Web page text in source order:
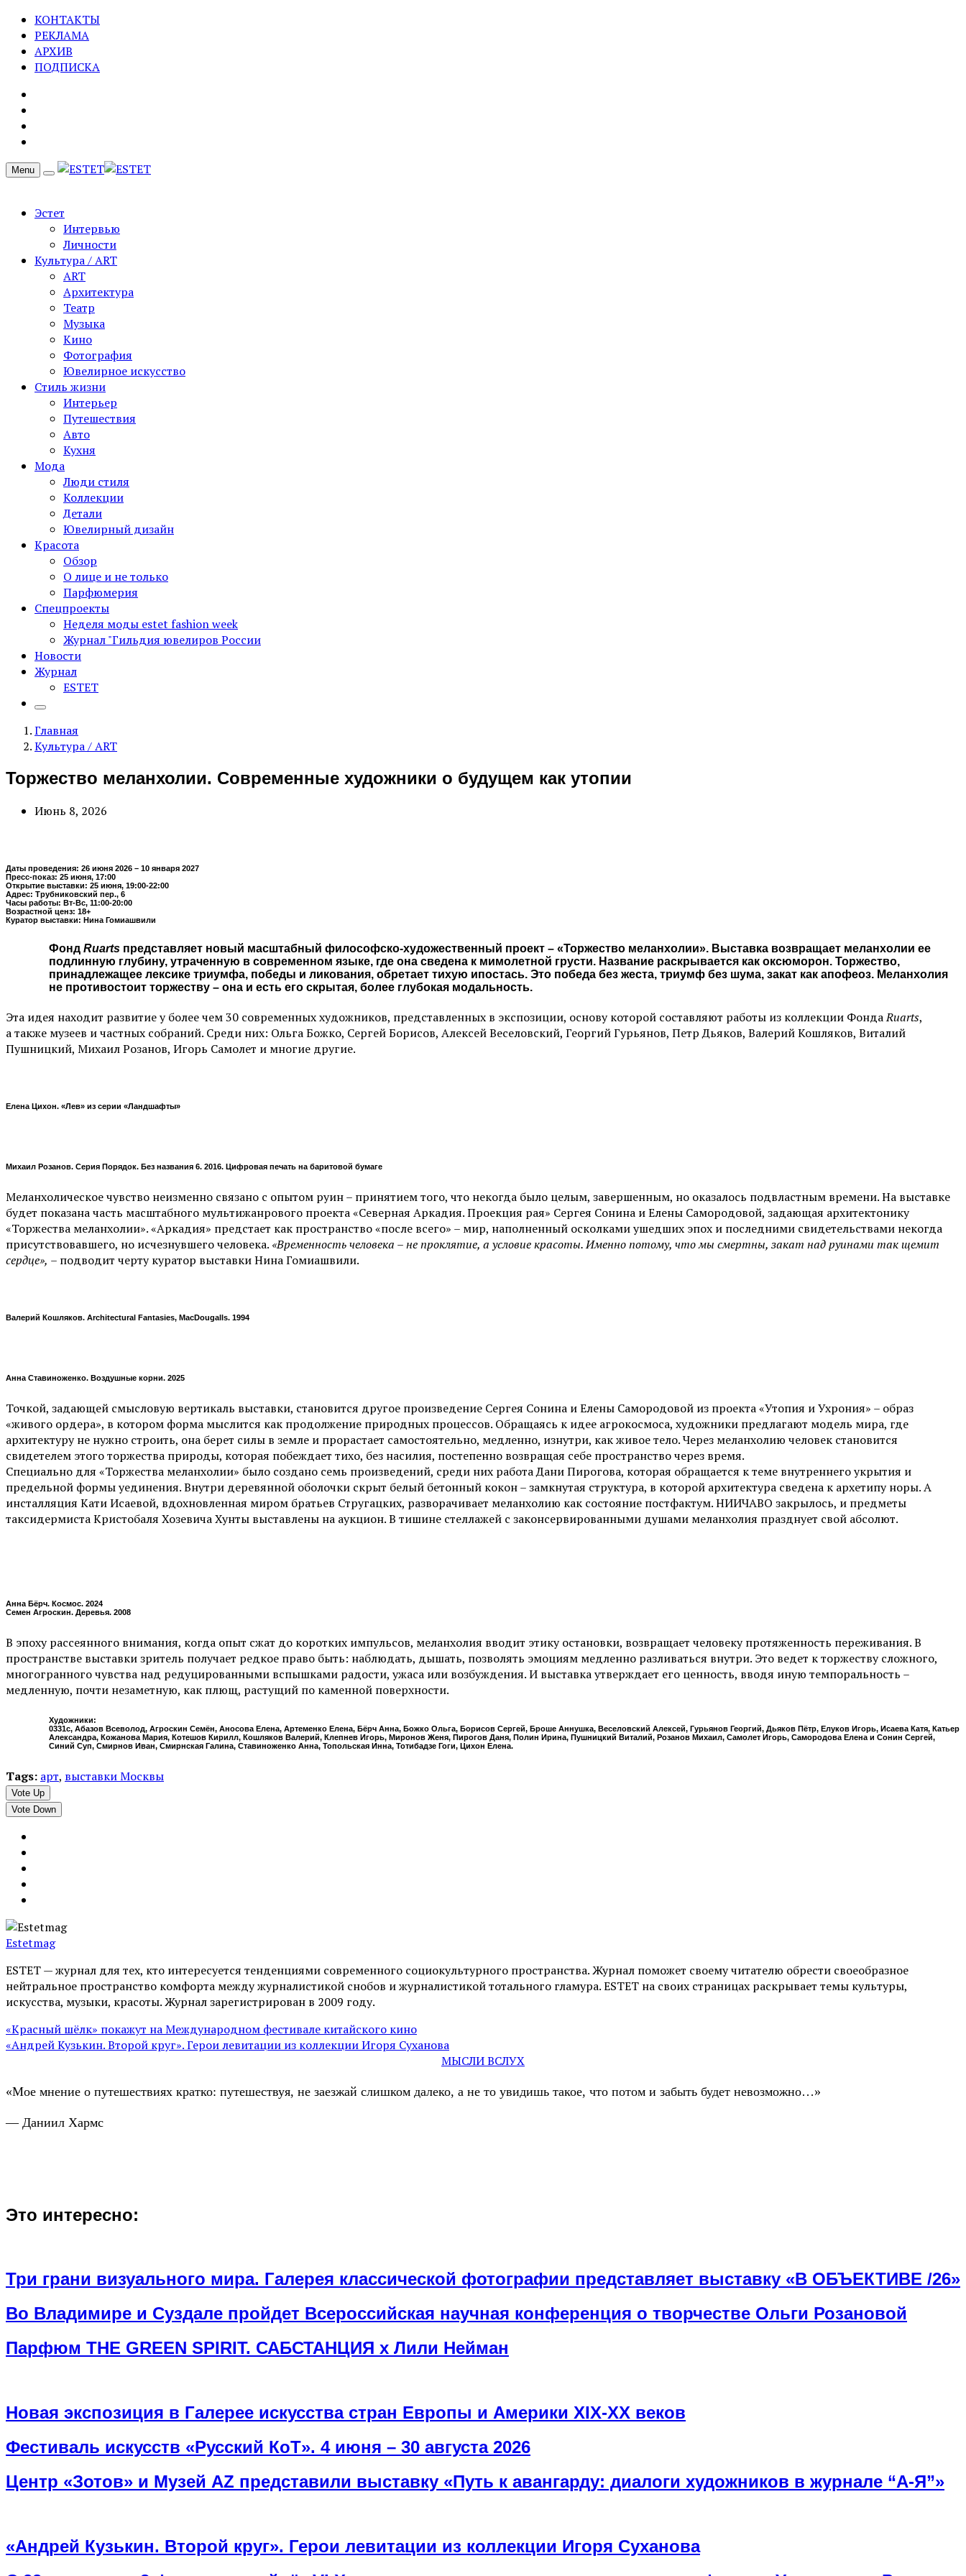
КОНТАКТЫ
РЕКЛАМА
АРХИВ
ПОДПИСКА
Menu
Эстет
Интервью
Личности
Культура / ART
ART
Архитектура
Театр
Музыка
Кино
Фотография
Ювелирное искусство
Стиль жизни
Интерьер
Путешествия
Авто
Кухня
Мода
Люди стиля
Коллекции
Детали
Ювелирный дизайн
Красота
Обзор
О лице и не только
Парфюмерия
Спецпроекты
Неделя моды estet fashion week
Журнал "Гильдия ювелиров России
Новости
Журнал
ESTET
Главная
Культура / ART
Торжество меланхолии. Современные художники о будущем как утопии
Июнь 8, 2026
Даты проведения: 26 июня 2026 – 10 января 2027
Пресс-показ: 25 июня, 17:00
Открытие выставки: 25 июня, 19:00-22:00
Адрес: Трубниковский пер., 6
Часы работы: Вт-Вс, 11:00-20:00
Возрастной ценз: 18+
Куратор выставки: Нина Гомиашвили
Фонд Ruarts представляет новый масштабный философско-художественный проект – «Торжество меланхолии». Выставка возвращает меланхолии ее
подлинную глубину, утраченную в современном языке, где она сведена к мимолетной грусти. Название раскрывается как оксюморон. Торжество,
принадлежащее лексике триумфа, победы и ликования, обретает тихую ипостась. Это победа без жеста, триумф без шума, закат как апофеоз. Меланхолия
не противостоит торжеству – она и есть его скрытая, более глубокая модальность.
Эта идея находит развитие у более чем 30 современных художников, представленных в экспозиции, основу которой составляют работы из коллекции ФондаRuarts,
а также музеев и частных собраний. Среди них: Ольга Божко, Сергей Борисов, Алексей Веселовский, Георгий Гурьянов, Петр Дьяков, Валерий Кошляков, Виталий
Пушницкий, Михаил Розанов, Игорь Самолет и многие другие.
Елена Цихон. «Лев» из серии «Ландшафты»
Михаил Розанов. Серия Порядок. Без названия 6. 2016. Цифровая печать на баритовой бумаге
Меланхолическое чувство неизменно связано с опытом руин – принятием того, что некогда было целым, завершенным, но оказалось подвластным времени. На выставке
будет показана часть масштабного мультижанрового проекта «Северная Аркадия. Проекция рая» Сергея Сонина и Елены Самородовой, задающая архитектонику
«Торжества меланхолии». «Аркадия» предстает как пространство «после всего» – мир, наполненный осколками ушедших эпох и последними свидетельствами некогда
присутствовавшего, но исчезнувшего человека. «Временность человека – не проклятие, а условие красоты. Именно потому, что мы смертны, закат над руинами так щемит
сердце», – подводит черту куратор выставки Нина Гомиашвили.
Валерий Кошляков. Architectural Fantasies, MacDougalls. 1994
Анна Ставиноженко. Воздушные корни. 2025
Точкой, задающей смысловую вертикаль выставки, становится другое произведение Сергея Сонина и Елены Самородовой из проекта «Утопия и Ухрония» – образ
«живого ордера», в котором форма мыслится как продолжение природных процессов. Обращаясь к идее агрокосмоса, художники предлагают модель мира, где
архитектуру не нужно строить, она берет силы в земле и прорастает самостоятельно, медленно, изнутри, как живое тело. Через меланхолию человек становится
свидетелем этого торжества природы, которая побеждает тихо, без насилия, постепенно возвращая себе пространство через время.
Специально для «Торжества меланхолии» было создано семь произведений, среди них работа Дани Пирогова, которая обращается к теме внутреннего укрытия и
предельной формы уединения. Внутри деревянной оболочки скрыт белый бетонный кокон – замкнутая структура, в которой архитектура сведена к архетипу норы. А
инсталляция Кати Исаевой, вдохновленная миром братьев Стругацких, разворачивает меланхолию как состояние постфактум. НИИЧАВО закрылось, и предметы
таксидермиста Кристобаля Хозевича Хунты выставлены на аукцион. В тишине стеллажей с законсервированными душами меланхолия празднует свой абсолют.
Анна Бёрч. Космос. 2024
Семен Агроскин. Деревья. 2008
В эпоху рассеянного внимания, когда опыт сжат до коротких импульсов, меланхолия вводит этику остановки, возвращает человеку протяженность переживания. В
пространстве выставки зритель получает редкое право быть: наблюдать, дышать, позволять эмоциям медленно разливаться внутри. Это ведет к торжеству сложного,
многогранного чувства над редуцированными вспышками радости, ужаса или возбуждения. И выставка утверждает его ценность, вводя иную темпоральность –
медленную, почти незаметную, как плющ, растущий по каменной поверхности.
Художники:
0331с, Абазов Всеволод, Агроскин Семён, Аносова Елена, Артеменко Елена, Бёрч Анна, Божко Ольга, Борисов Сергей, Броше Аннушка, Веселовский Алексей, Гурьянов Георгий, Дьяков Пётр, Елуков Игорь, Исаева Катя, Катьер
Александра, Кожанова Мария, Котешов Кирилл, Кошляков Валерий, Клепнев Игорь, Миронов Женя, Пирогов Даня, Полин Ирина, Пушницкий Виталий, Розанов Михаил, Самолет Игорь, Самородова Елена и Сонин Сергей,
Синий Суп, Смирнов Иван, Смирнская Галина, Ставиноженко Анна, Топольская Инна, Тотибадзе Гоги, Цихон Елена.
Tags: арт, выставки Москвы
Vote Up
Vote Down
Estetmag
ESTET — журнал для тех, кто интересуeтся тенденциями современного социокультурного пространства. Журнал поможет своему читателю обрести своеобразное
нейтральное пространство комфорта между журналистикой снобов и журналистикой тотального гламура. ESTET на своих страницах раскрывает темы культуры,
искусства, музыки, красоты. Журнал зарегистрирован в 2009 году.
«Красный шёлк» покажут на Международном фестивале китайского кино
«Андрей Кузькин. Второй круг». Герои левитации из коллекции Игоря Суханова
МЫСЛИ ВСЛУХ
«Мое мнение о путешествиях кратко: путешествуя, не заезжай слишком далеко, а не то увидишь такое, что потом и забыть будет невозможно…»
— Даниил Хармс
Это интересно:
Три грани визуального мира. Галерея классической фотографии представляет выставку «В ОБЪЕКТИВЕ /26»
Во Владимире и Суздале пройдет Всероссийская научная конференция о творчестве Ольги Розановой
Парфюм THE GREEN SPIRIT. САБСТАНЦИЯ х Лили Нейман
Новая экспозиция в Галерее искусства стран Европы и Америки XIX-XX веков
Фестиваль искусств «Русский КоТ». 4 июня – 30 августа 2026
Центр «Зотов» и Музей AZ представили выставку «Путь к авангарду: диалоги художников в журнале “А-Я”»
«Андрей Кузькин. Второй круг». Герои левитации из коллекции Игоря Суханова